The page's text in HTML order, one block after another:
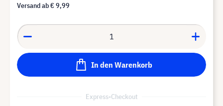
Versand ab€ 9,99
In den Warenkorb
Express-Checkout